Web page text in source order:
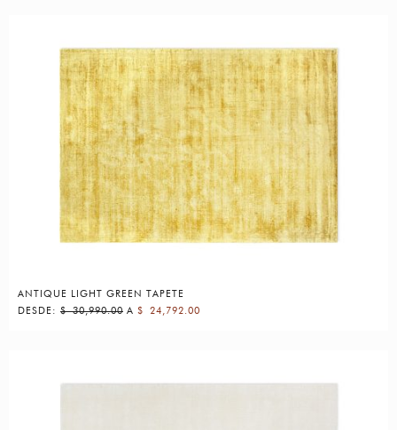
ANTIQUE LIGHT GREEN TAPETE
DESDE: $30,990.00 A $ 24,792.00